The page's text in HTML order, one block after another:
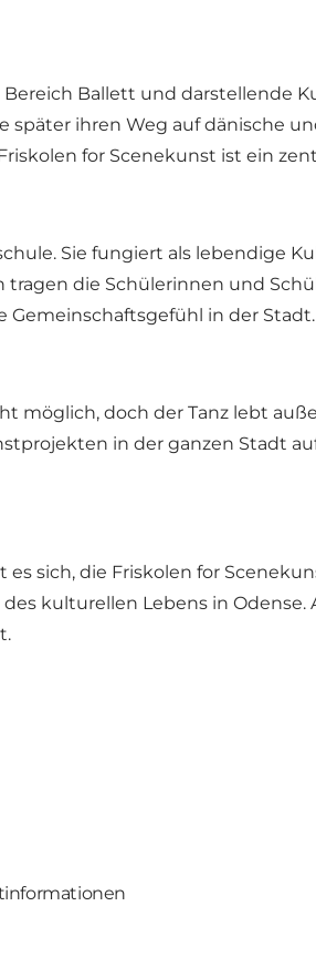
Ballett und darstellende
ihren Weg auf dänische
for Scenekunst ist ein
Sie fungiert als lebendige
die Schülerinnen und
Gemeinschaftsgefühl in der Stadt.
möglich, doch der Tanz lebt
in der ganzen Stadt
sich, die Friskolen for
kulturellen Lebens in